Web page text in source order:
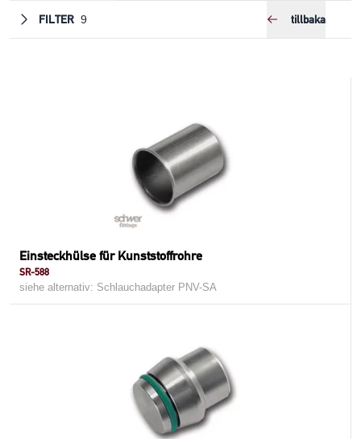
FILTER 9 tillbaka
Einsteckhülse für Kunststoffrohre
SR-588
siehe alternativ: Schlauchadapter PNV-SA